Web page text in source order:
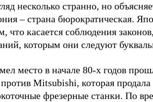
несколько странно, но
– страна бюрократическая.
что касается соблюдения законов,
которым они следуют
место в начале 80-х годов
Mitsubishi, которая продала
фрезерные станки. По